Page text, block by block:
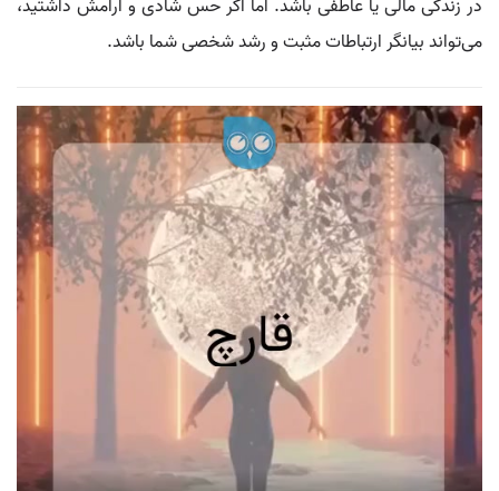
در زندگی مالی یا عاطفی باشد. اما اگر حس شادی و آرامش داشتید،
می‌تواند بیانگر ارتباطات مثبت و رشد شخصی شما باشد.